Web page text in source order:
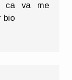
ca va me
bio